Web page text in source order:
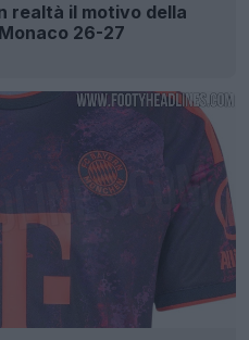
realtà il motivo della
26-27